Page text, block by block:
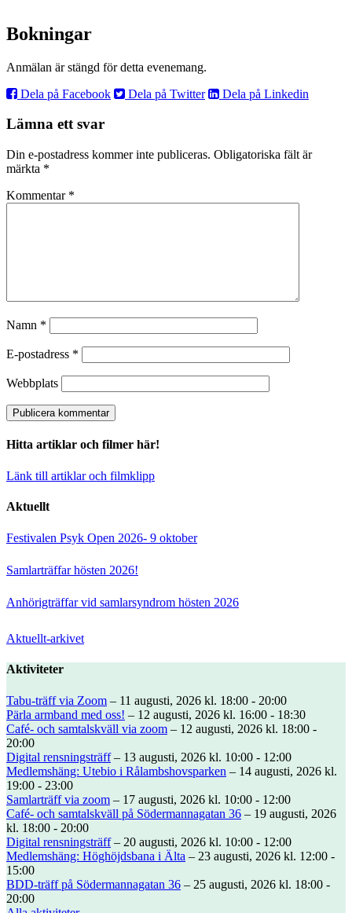
Bokningar
Anmälan är stängd för detta evenemang.
Dela på Facebook
Dela på Twitter Dela på Linkedin
Lämna ett svar
Din e-postadress kommer inte publiceras. Obligatoriska fält är
märkta *
Kommentar *
Namn *
E-postadress *
Webbplats
Hitta artiklar och filmer här!
Länk till artiklar och filmklipp
Aktuellt
Festivalen Psyk Open 2026- 9 oktober
Samlarträffar hösten 2026!
Anhörigträffar vid samlarsyndrom hösten 2026
Aktuellt-arkivet
Aktiviteter
Tabu-träff via Zoom – 11 augusti, 2026 kl. 18:00 - 20:00
Pärla armband med oss! – 12 augusti, 2026 kl. 16:00 - 18:30
Café- och samtalskväll via zoom – 12 augusti, 2026 kl. 18:00 -
20:00
Digital rensningsträff– 13 augusti, 2026 kl. 10:00 - 12:00
Medlemshäng: Utebio i Rålambshovsparken – 14 augusti, 2026 kl.
19:00 - 23:00
Samlarträff via zoom – 17 augusti, 2026 kl. 10:00 - 12:00
Café- och samtalskväll på Södermannagatan 36 – 19 augusti, 2026
kl. 18:00 - 20:00
Digital rensningsträff– 20 augusti, 2026 kl. 10:00 - 12:00
Medlemshäng: Höghöjdsbana i Älta – 23 augusti, 2026 kl. 12:00 -
15:00
BDD-träff på Södermannagatan 36 – 25 augusti, 2026 kl. 18:00 -
20:00